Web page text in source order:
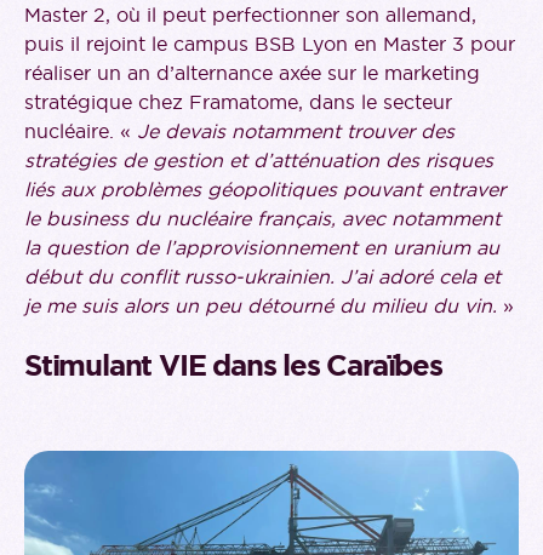
Master 2, où il peut perfectionner son allemand,
puis il rejoint le campus BSB Lyon en Master 3 pour
réaliser un an d’alternance axée sur le marketing
stratégique chez Framatome, dans le secteur
nucléaire. « Je devais notamment trouver des
stratégies de gestion et d’atténuation des risques
liés aux problèmes géopolitiques pouvant entraver
le business du nucléaire français, avec notamment
la question de l’approvisionnement en uranium au
début du conflit russo-ukrainien. J’ai adoré cela et
je me suis alors un peu détourné du milieu du vin. »
Stimulant VIE dans les Caraïbes